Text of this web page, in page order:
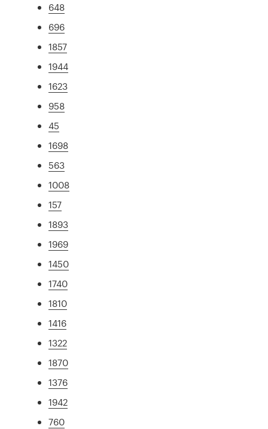
648
696
1857
1944
1623
958
45
1698
563
1008
157
1893
1969
1450
1740
1810
1416
1322
1870
1376
1942
760